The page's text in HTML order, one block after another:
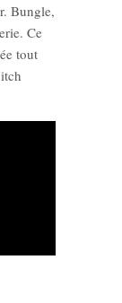
Bungle,
Ce
tout